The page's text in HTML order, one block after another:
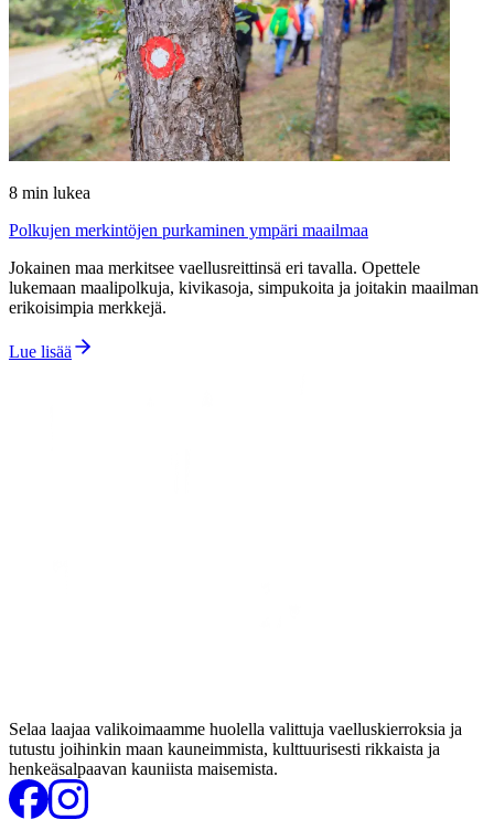
8 min lukea
Polkujen merkintöjen purkaminen ympäri maailmaa
Jokainen maa merkitsee vaellusreittinsä eri tavalla. Opettele
lukemaan maalipolkuja, kivikasoja, simpukoita ja joitakin maailman
erikoisimpia merkkejä.
Lue lisää
Selaa laajaa valikoimaamme huolella valittuja vaelluskierroksia ja
tutustu joihinkin maan kauneimmista, kulttuurisesti rikkaista ja
henkeäsalpaavan kauniista maisemista.